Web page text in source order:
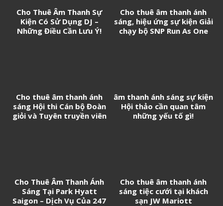
Cho Thuê Âm Thanh Sự
Kiện Có Sử Dụng DJ –
Những Điều Cần Lưu Ý!
Cho thuê âm thanh ánh
sáng, hiệu ứng sự kiện Giải
chạy bộ SNP Run As One
Cho thuê âm thanh ánh
sáng Hội thi Cán bộ Đoàn
giỏi và Tuyên truyền viên
âm thanh ánh sáng sự kiện
Hội thảo cần quan tâm
những yếu tố gì!
Cho Thuê Âm Thanh Ánh
Sáng Tại Park Hyatt
Saigon – Dịch Vụ Của 247
Cho thuê âm thanh ánh
sáng tiệc cưới tại khách
sạn JW Mariott